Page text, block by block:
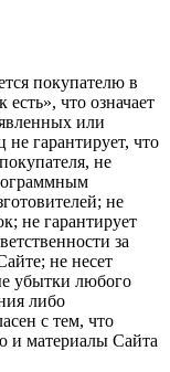
покупателю в
что означает
или
гарантирует, что
не
не
не гарантирует
за
не несет
убытки любого
либо
с тем, что
и материалы Сайта